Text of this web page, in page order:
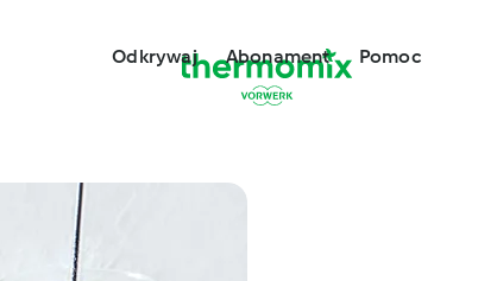
Odkrywaj Abonament Pomoc